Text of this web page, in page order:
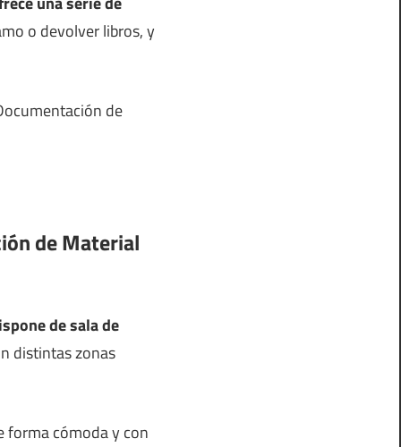
o devolver libros, y
de
de Material
de sala de
distintas zonas
forma cómoda y con